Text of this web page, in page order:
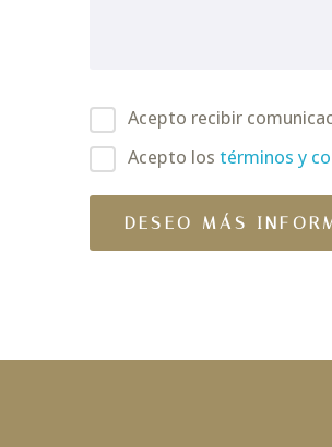
Acepto recibir
Acepto los términos y